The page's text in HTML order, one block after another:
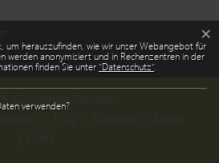
Gemeinde Steinen
um herauszufinden, wie wir unser Webangebot für
werden anonymisiert und in Rechenzentren in der
finden Sie unter“Datenschutz“.
verwenden?
×